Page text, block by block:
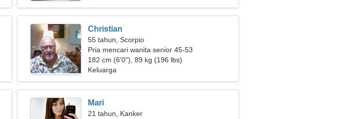
Christian
55 tahun, Scorpio
Pria mencari wanita senior 45-53
182 cm (6'0"), 89 kg (196 lbs)
Keluarga
Mari
21 tahun, Kanker